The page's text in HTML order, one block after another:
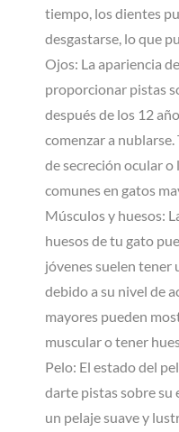
tiempo, los dientes
desgastarse, lo que
Ojos: La apariencia
proporcionar pistas
después de los 12
comenzar a
de secreción ocular o
comunes en gatos
Músculos y huesos:
huesos de tu gato
jóvenes suelen tener
debido a su nivel de
mayores pueden
muscular o tener
Pelo: El estado del
darte pistas sobre su
un pelaje suave y